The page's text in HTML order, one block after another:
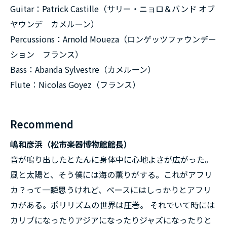
Guitar：Patrick Castille（サリー・ニョロ＆バンド オブ
ヤウンデ カメルーン）
Percussions：Arnold Moueza（ロンゲッツファウンデー
ション フランス）
Bass：Abanda Sylvestre（カメルーン）
Flute：Nicolas Goyez（フランス）
Recommend
嶋和彦浜（松市楽器博物館館長）
音が鳴り出したとたんに身体中に心地よさが広がった。
風と太陽と、そう僕には海の薫りがする。これがアフリ
カ？って一瞬思うけれど、ベースにはしっかりとアフリ
カがある。ポリリズムの世界は圧巻。 それでいて時には
カリブになったりアジアになったりジャズになったりと